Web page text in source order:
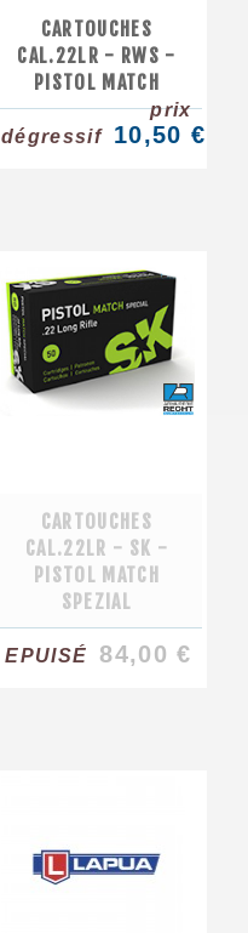
CARTOUCHES
CAL.22LR - RWS -
PISTOL MATCH
prix
dégressif
10,50 €
CARTOUCHES
CAL.22LR - SK -
PISTOL MATCH
SPEZIAL
EPUISÉ 84,00 €